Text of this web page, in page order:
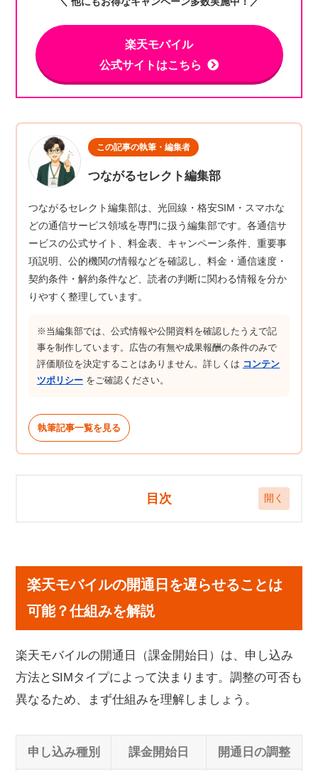
楽天モバイル
公式サイトはこちら
この記事の執筆・編集者
つながるセレクト編集部
つながるセレクト編集部は、光回線・格安SIM・スマホな
どの通信サービス領域を専門に扱う編集部です。各通信サ
ービスの公式サイト、料金表、キャンペーン条件、重要事
項説明、公的機関の情報などを確認し、料金・通信速度・
契約条件・解約条件など、読者の判断に関わる情報を分か
りやすく整理しています。
※当編集部では、公式情報や公開資料を確認したうえで記
事を制作しています。広告の有無や成果報酬の条件のみで
評価順位を決定することはありません。詳しくは コンテン
ツポリシー をご確認ください。
執筆記事一覧を見る
目次
楽天モバイルの開通日を遅らせる方法｜新規契約
（SIMカード）の場合
受け取り日を調整する方法
楽天モバイルの開通日を遅らせる方法｜MNP乗り
MNP乗り換えの流れと開通日の調整ポイント
楽天モバイルの開通日を遅らせる際の注意点
楽天モバイルの開通日を遅らせることは
可能？仕組みを解説
楽天モバイルの開通日（課金開始日）は、申し込み
方法とSIMタイプによって決まります。調整の可否も
異なるため、まず仕組みを理解しましょう。
申し込み種別 課金開始日 開通日の調整